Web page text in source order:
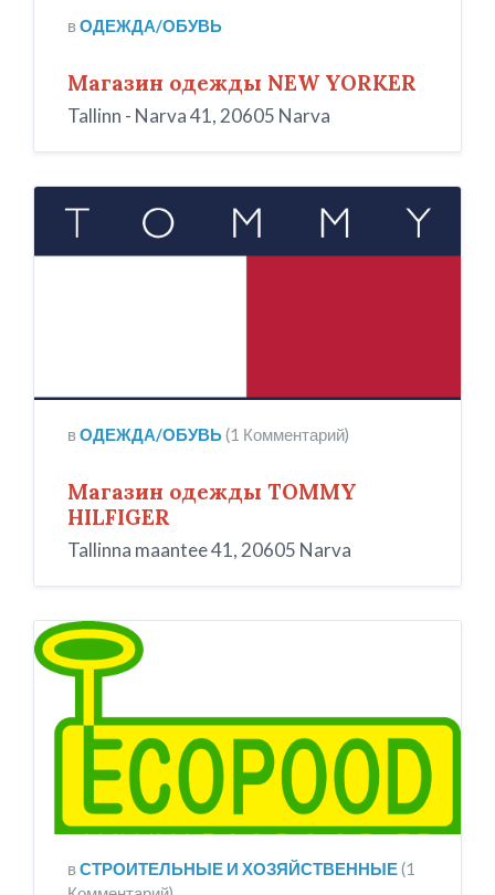
вОДЕЖДА/ОБУВЬ
Магазин одежды NEW YORKER
Tallinn - Narva 41, 20605 Narva
вОДЕЖДА/ОБУВЬ(1 Комментарий)
Магазин одежды TOMMY
HILFIGER
Tallinna maantee 41, 20605 Narva
Ecopood
вСТРОИТЕЛЬНЫЕ И ХОЗЯЙСТВЕННЫЕ(1